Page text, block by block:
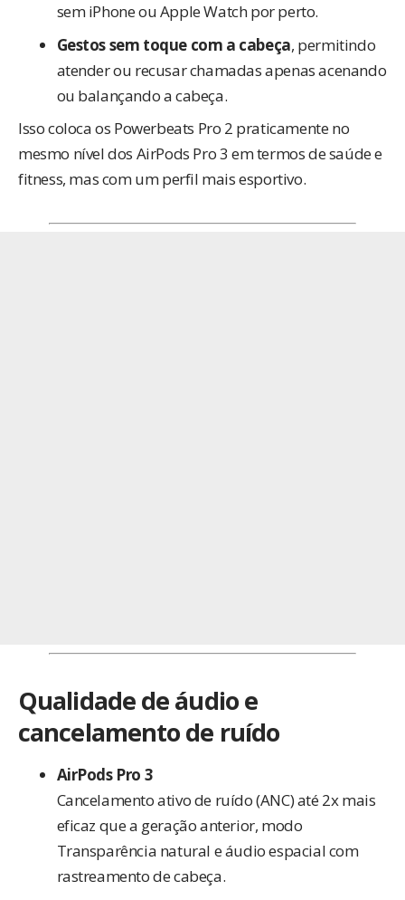
sem iPhone ou Apple Watch por perto.
Gestos sem toque com a cabeça, permitindo
atender ou recusar chamadas apenas acenando
ou balançando a cabeça.
Isso coloca os Powerbeats Pro 2 praticamente no
mesmo nível dos AirPods Pro 3 em termos de saúde e
fitness, mas com um perfil mais esportivo.
Qualidade de áudio e
cancelamento de ruído
AirPods Pro 3
Cancelamento ativo de ruído (ANC) até 2x mais
eficaz que a geração anterior, modo
Transparência natural e áudio espacial com
rastreamento de cabeça.